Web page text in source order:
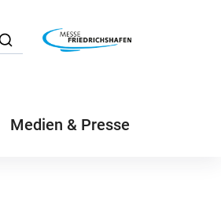
Medien & Presse